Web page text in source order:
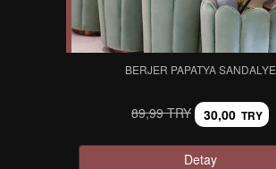
BERJER PAPATYA SANDALYE
89,99 TRY 30,00 TRY
Detay